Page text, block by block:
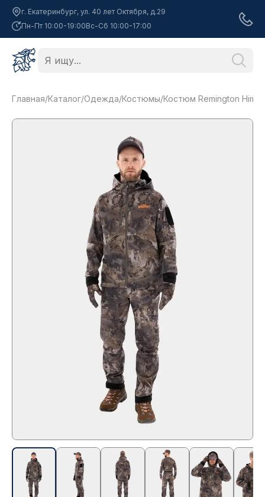
г. Екатеринбург, ул. 40 лет Октября, д.29
Пн-Пт 10:00-19:00Вс-Сб 10:00-17:00
Главная/Каталог/Одежда/Костюмы/Костюм Remington